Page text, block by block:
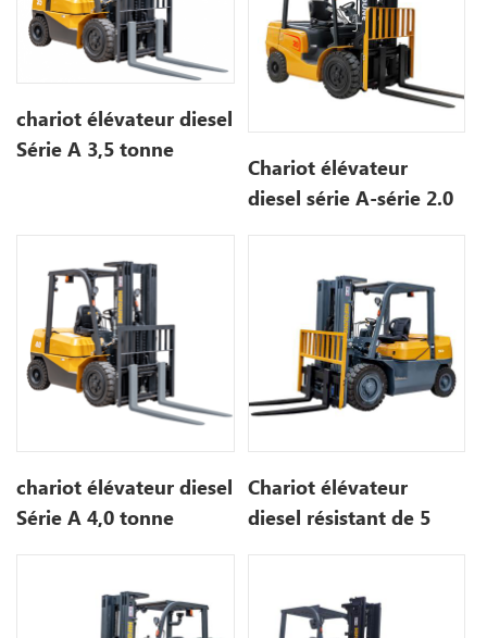
chariot élévateur diesel
Série A 3,5 tonne
Chariot élévateur
diesel série A-série 2.0
chariot élévateur diesel
Série A 4,0 tonne
Chariot élévateur
diesel résistant de 5